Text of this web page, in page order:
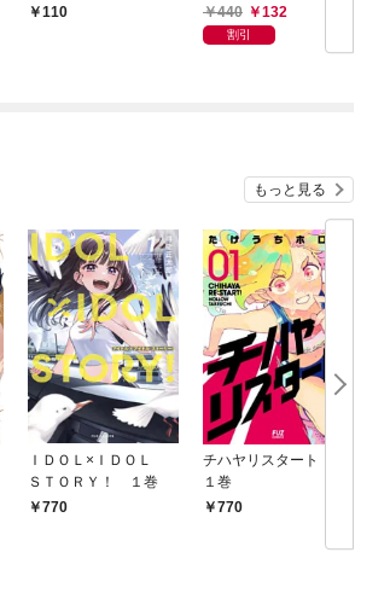
110
440 132
割引
もっと見る
ＩＤＯＬ×ＩＤＯＬ
ＳＴＯＲＹ！ １巻
770
チハヤリスタート！
１巻
770